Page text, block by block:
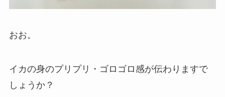
おお。
イカの身のプリプリ・ゴロゴロ感が伝わりますで
しょうか？